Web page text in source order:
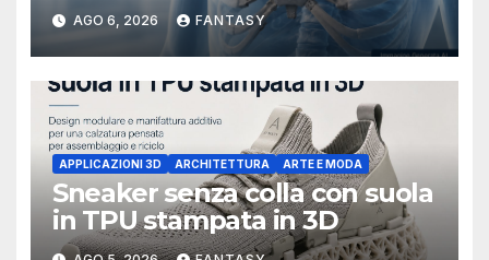
sterno e costole dopo un
tumore raro
AGO 6, 2026 FANTASY
APPLICAZIONI 3D ARCHITETTURA ARTE E MODA
Sneaker senza colla con suola
in TPU stampata in 3D